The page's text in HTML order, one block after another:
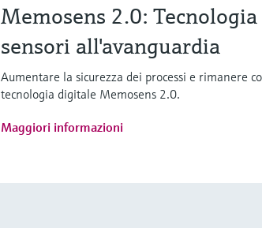
Memosens 2.0:
sensori all'avanguardia
Aumentare la sicurezza dei processi e rimanere
tecnologia digitale Memosens 2.0.
Maggiori informazioni